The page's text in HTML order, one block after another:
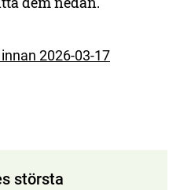
2026-03-17
största